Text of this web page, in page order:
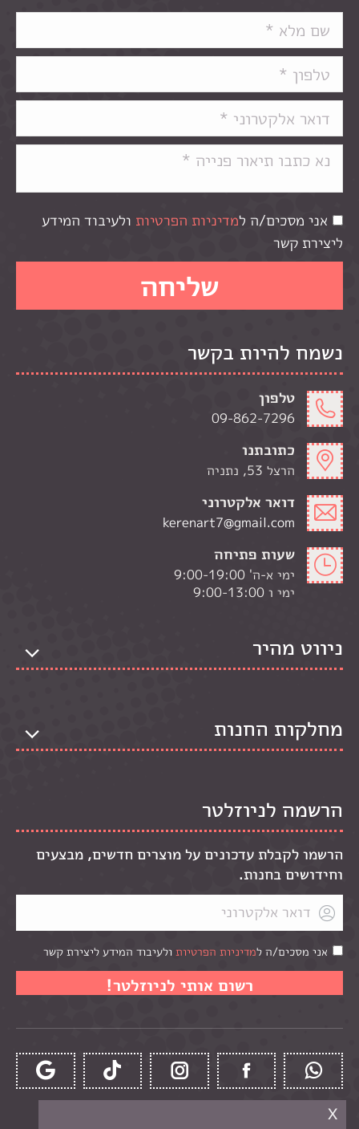
אני מסכים/ה למדיניות הפרטיות ולעיבוד המידע
ליצירת קשר
נשמח להיות בקשר
טלפון
09-862-7296
כתובתנו
הרצל 53, נתניה
דואר אלקטרוני
kerenart7@gmail.com
שעות פתיחה
ימי א-ה' 9:00-19:00
ימי ו 9:00-13:00
ניווט מהיר
מחלקות החנות
הרשמה לניוזלטר
הרשמו לקבלת עדכונים על מוצרים חדשים, מבצעים
וחידושים בחנות.
אני מסכים/ה למדיניות הפרטיות ולעיבוד המידע ליצירת קשר
x